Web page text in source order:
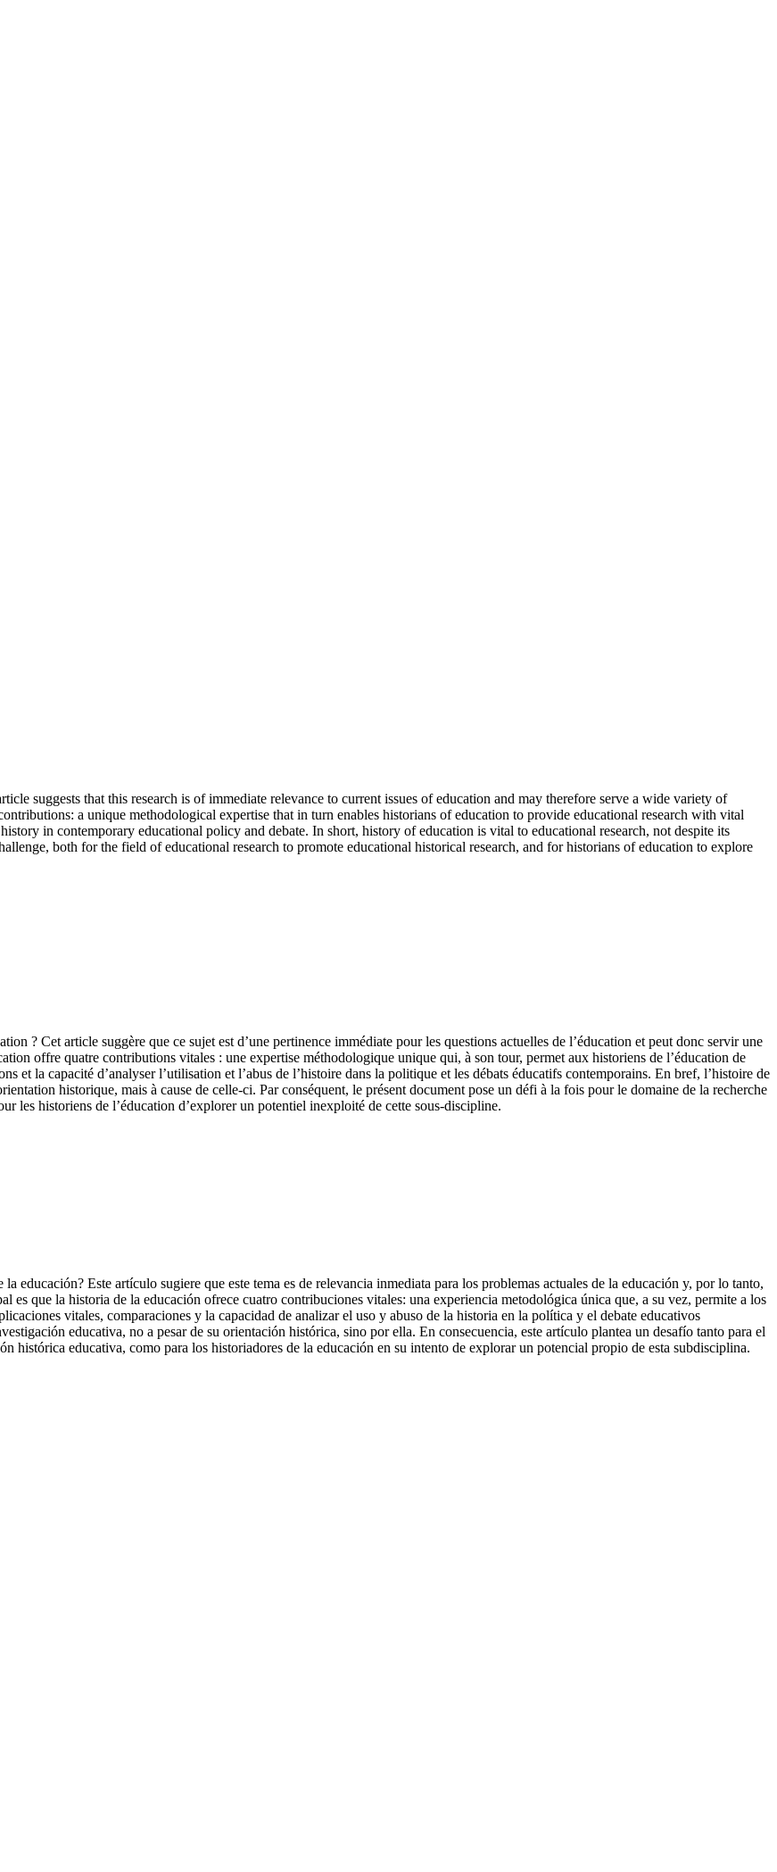
suggests that this research is of immediate relevance to current issues of education and may therefore serve a wide variety of
a unique methodological expertise that in turn enables historians of education to provide educational research with vital
in contemporary educational policy and debate. In short, history of education is vital to educational research, not despite its
both for the field of educational research to promote educational historical research, and for historians of education to explore
? Cet article suggère que ce sujet est d’une pertinence immédiate pour les questions actuelles de l’éducation et peut donc servir une
offre quatre contributions vitales : une expertise méthodologique unique qui, à son tour, permet aux historiens de l’éducation de
et la capacité d’analyser l’utilisation et l’abus de l’histoire dans la politique et les débats éducatifs contemporains. En bref, l’histoire de
historique, mais à cause de celle-ci. Par conséquent, le présent document pose un défi à la fois pour le domaine de la recherche
les historiens de l’éducation d’explorer un potentiel inexploité de cette sous-discipline.
educación? Este artículo sugiere que este tema es de relevancia inmediata para los problemas actuales de la educación y, por lo tanto,
es que la historia de la educación ofrece cuatro contribuciones vitales: una experiencia metodológica única que, a su vez, permite a los
vitales, comparaciones y la capacidad de analizar el uso y abuso de la historia en la política y el debate educativos
educativa, no a pesar de su orientación histórica, sino por ella. En consecuencia, este artículo plantea un desafío tanto para el
histórica educativa, como para los historiadores de la educación en su intento de explorar un potencial propio de esta subdisciplina.